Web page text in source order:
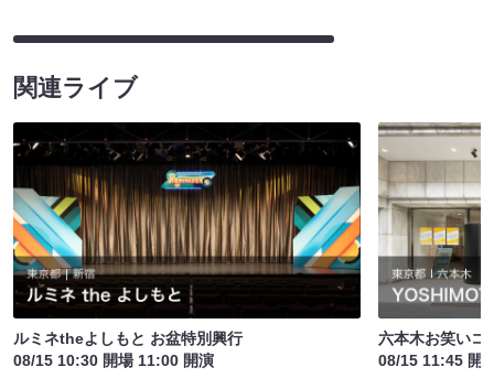
関連ライブ
ルミネtheよしもと お盆特別興行
08/15 10:30 開場 11:00 開演
六本木お笑いコ
08/15 11:45 開